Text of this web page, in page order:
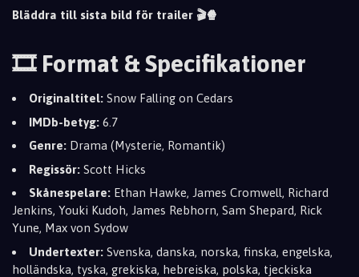
Bläddra till sista bild för trailer 🎬🍿
🎞️ Format & Specifikationer
Originaltitel: Snow Falling on Cedars
IMDb-betyg: 6.7
Genre: Drama (Mysterie, Romantik)
Regissör: Scott Hicks
Skånespelare: Ethan Hawke, James Cromwell, Richard
Jenkins, Youki Kudoh, James Rebhorn, Sam Shepard, Rick
Yune, Max von Sydow
Undertexter: Svenska, danska, norska, finska, engelska,
holländska, tyska, grekiska, hebreiska, polska, tjeckiska